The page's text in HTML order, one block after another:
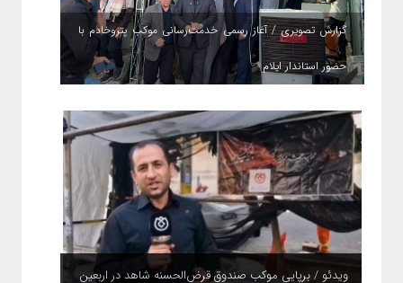
گزارش تصویری / آغاز رسمی خدمت‌رسانی موکب پتروخادم با
حضور استاندار ایلام
ویدئو / برپایی موکب صندوق قرض‌الحسنه شاهد در اربعین